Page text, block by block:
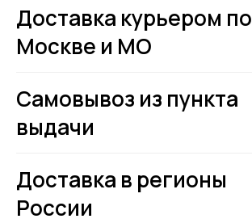
Доставка курьером по
Москве и МО
Самовывоз из пункта
выдачи
Доставка в регионы
России